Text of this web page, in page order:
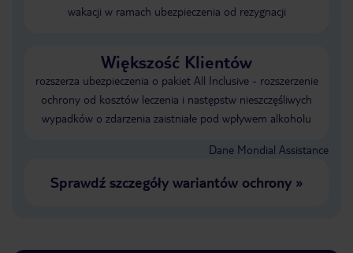
wakacji w ramach ubezpieczenia od rezygnacji
Większość Klientów
rozszerza ubezpieczenia o pakiet All Inclusive - rozszerzenie
ochrony od kosztów leczenia i następstw nieszczęśliwych
wypadków o zdarzenia zaistniałe pod wpływem alkoholu
Dane Mondial Assistance
Sprawdź szczegóły wariantów ochrony»